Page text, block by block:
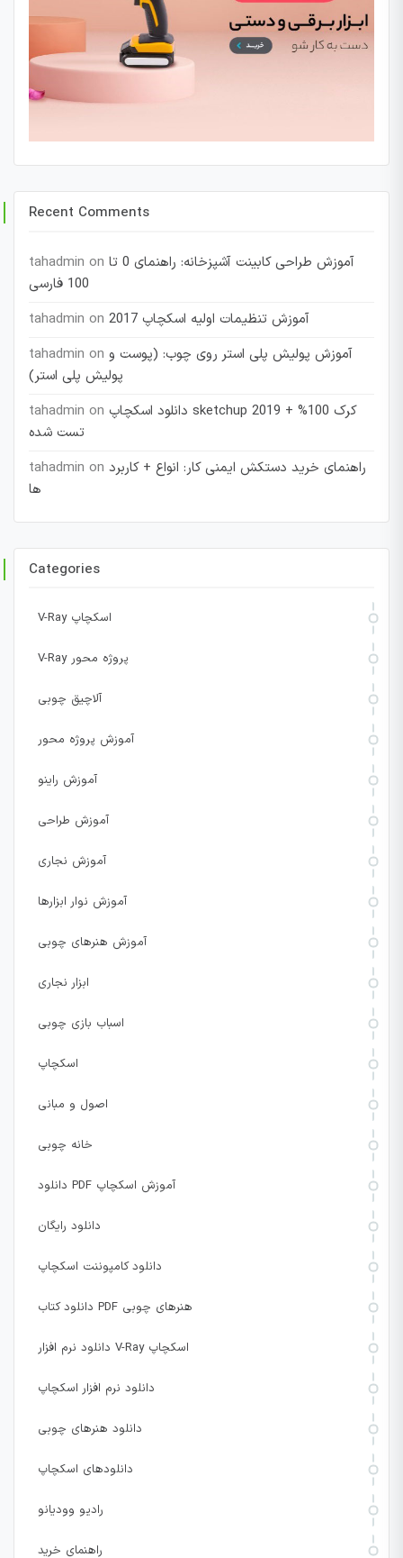
Recent Comments
tahadmin on آموزش طراحی کابینت آشپزخانه: راهنمای 0 تا
100 فارسی
tahadmin on
آموزش تنظیمات اولیه اسکچاپ 2017
tahadmin on آموزش پولیش پلی استر روی چوب: (پوست و
پولیش پلی استر)
tahadmin on دانلود اسکچاپ sketchup 2019 + کرک 100%
تست شده
tahadmin on راهنمای خرید دستکش ایمنی کار: انواع + کاربرد
ها
Categories
V-Ray اسکچاپ
V-Ray پروژه محور
آلاچیق چوبی
آموزش پروژه محور
آموزش راینو
آموزش طراحی
آموزش نجاری
آموزش نوار ابزارها
آموزش هنرهای چوبی
ابزار نجاری
اسباب بازی چوبی
اسکچاپ
اصول و مبانی
خانه چوبی
دانلود PDF آموزش اسکچاپ
دانلود رایگان
دانلود کامپوننت اسکچاپ
دانلود کتاب PDF هنرهای چوبی
دانلود نرم افزار V-Ray اسکچاپ
دانلود نرم افزار اسکچاپ
دانلود هنرهای چوبی
دانلودهای اسکچاپ
رادیو وودیانو
راهنمای خرید